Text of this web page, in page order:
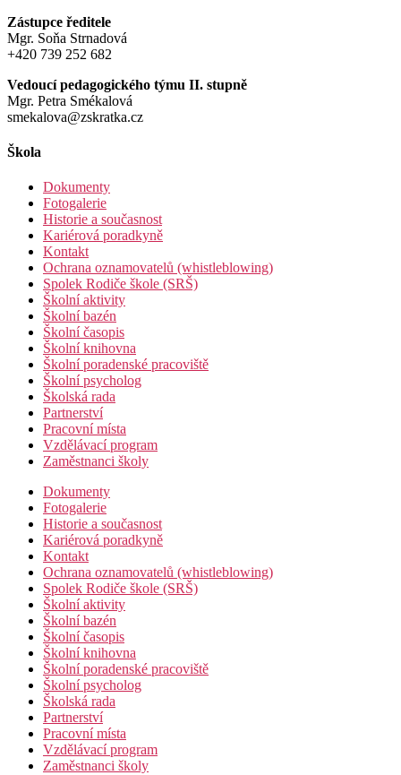
Zástupce ředitele
Mgr. Soňa Strnadová
+420 739 252 682
Vedoucí pedagogického týmu II. stupně
Mgr. Petra Smékalová
smekalova@zskratka.cz
Škola
Dokumenty
Fotogalerie
Historie a současnost
Kariérová poradkyně
Kontakt
Ochrana oznamovatelů (whistleblowing)
Spolek Rodiče škole (SRŠ)
Školní aktivity
Školní bazén
Školní časopis
Školní knihovna
Školní poradenské pracoviště
Školní psycholog
Školská rada
Partnerství
Pracovní místa
Vzdělávací program
Zaměstnanci školy
Dokumenty
Fotogalerie
Historie a současnost
Kariérová poradkyně
Kontakt
Ochrana oznamovatelů (whistleblowing)
Spolek Rodiče škole (SRŠ)
Školní aktivity
Školní bazén
Školní časopis
Školní knihovna
Školní poradenské pracoviště
Školní psycholog
Školská rada
Partnerství
Pracovní místa
Vzdělávací program
Zaměstnanci školy